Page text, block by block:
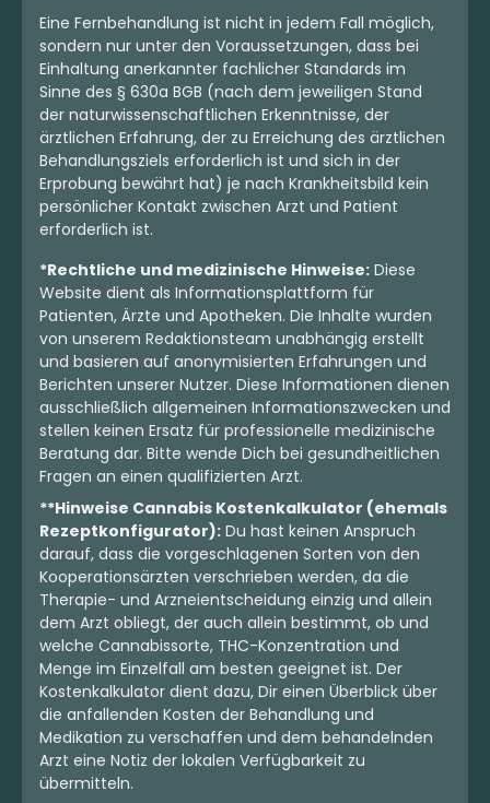
Eine Fernbehandlung ist nicht in jedem Fall möglich,
sondern nur unter den Voraussetzungen, dass bei
Einhaltung anerkannter fachlicher Standards im
Sinne des § 630a BGB (nach dem jeweiligen Stand
der naturwissenschaftlichen Erkenntnisse, der
ärztlichen Erfahrung, der zu Erreichung des ärztlichen
Behandlungsziels erforderlich ist und sich in der
Erprobung bewährt hat) je nach Krankheitsbild kein
persönlicher Kontakt zwischen Arzt und Patient
erforderlich ist.
*Rechtliche und medizinische Hinweise: Diese
Website dient als Informationsplattform für
Patienten, Ärzte und Apotheken. Die Inhalte wurden
von unserem Redaktionsteam unabhängig erstellt
und basieren auf anonymisierten Erfahrungen und
Berichten unserer Nutzer. Diese Informationen dienen
ausschließlich allgemeinen Informationszwecken und
stellen keinen Ersatz für professionelle medizinische
Beratung dar. Bitte wende Dich bei gesundheitlichen
Fragen an einen qualifizierten Arzt.
**Hinweise Cannabis Kostenkalkulator (ehemals
Rezeptkonfigurator): Du hast keinen Anspruch
darauf, dass die vorgeschlagenen Sorten von den
Kooperationsärzten verschrieben werden, da die
Therapie- und Arzneientscheidung einzig und allein
dem Arzt obliegt, der auch allein bestimmt, ob und
welche Cannabissorte, THC-Konzentration und
Menge im Einzelfall am besten geeignet ist. Der
Kostenkalkulator dient dazu, Dir einen Überblick über
die anfallenden Kosten der Behandlung und
Medikation zu verschaffen und dem behandelnden
Arzt eine Notiz der lokalen Verfügbarkeit zu
übermitteln.